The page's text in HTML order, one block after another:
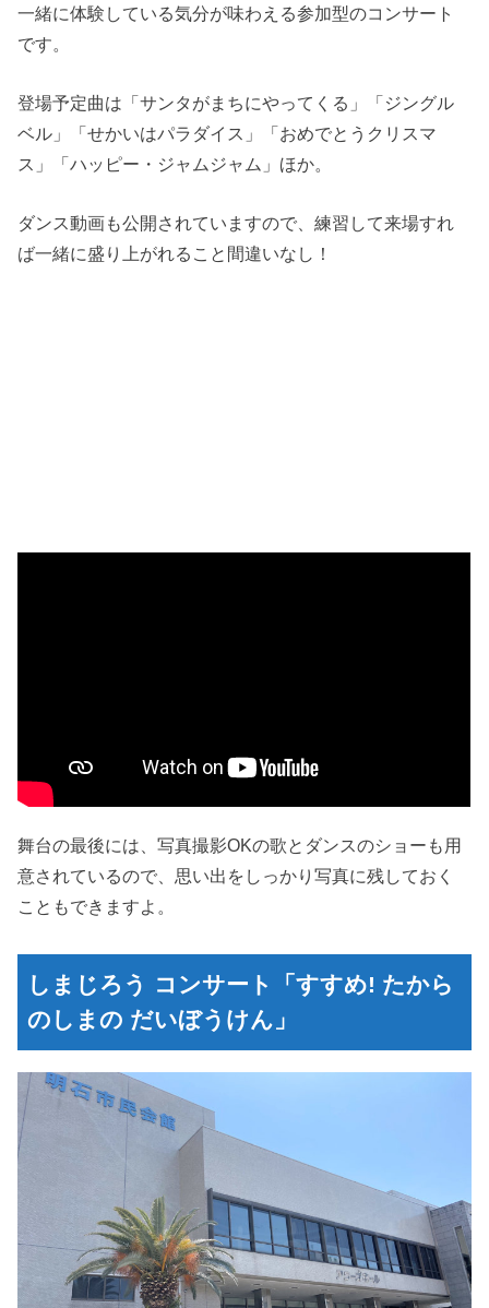
一緒に体験している気分が味わえる参加型のコンサート
です。
登場予定曲は「サンタがまちにやってくる」「ジングル
ベル」「せかいはパラダイス」「おめでとうクリスマ
ス」「ハッピー・ジャムジャム」ほか。
ダンス動画も公開されていますので、練習して来場すれ
ば一緒に盛り上がれること間違いなし！
舞台の最後には、写真撮影OKの歌とダンスのショーも用
意されているので、思い出をしっかり写真に残しておく
こともできますよ。
しまじろう コンサート「すすめ! たから
のしまの だいぼうけん」